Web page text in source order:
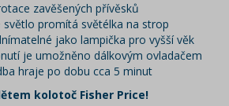
zavěšených přívěsků
světlo promítá světélka na strop
jako lampička pro vyšší věk
je umožněno dálkovým ovladačem
hraje po dobu cca 5 minut
kolotoč Fisher Price!